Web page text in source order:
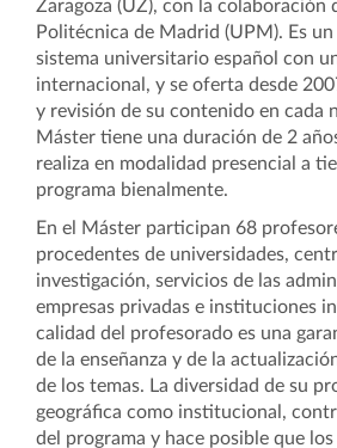
Zaragoza (UZ), con la colaboración
Politécnica de Madrid (UPM). Es
sistema universitario español con
internacional, y se oferta desde
y revisión de su contenido en cada
Máster tiene una duración de 2
realiza en modalidad presencial a
programa bienalmente.
En el Máster participan 68
procedentes de universidades,
investigación, servicios de las
empresas privadas e instituciones
calidad del profesorado es una
de la enseñanza y de la
de los temas. La diversidad de su
geográfica como institucional,
del programa y hace posible que